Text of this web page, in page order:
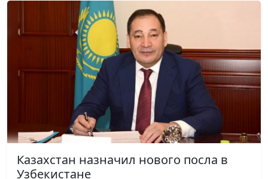
Казахстан назначил нового посла в
Узбекистане